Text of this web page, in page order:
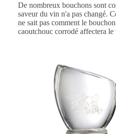
De nombreux bouchons sont
saveur du vin n'a pas changé.
ne sait pas comment le
caoutchouc corrodé affectera le